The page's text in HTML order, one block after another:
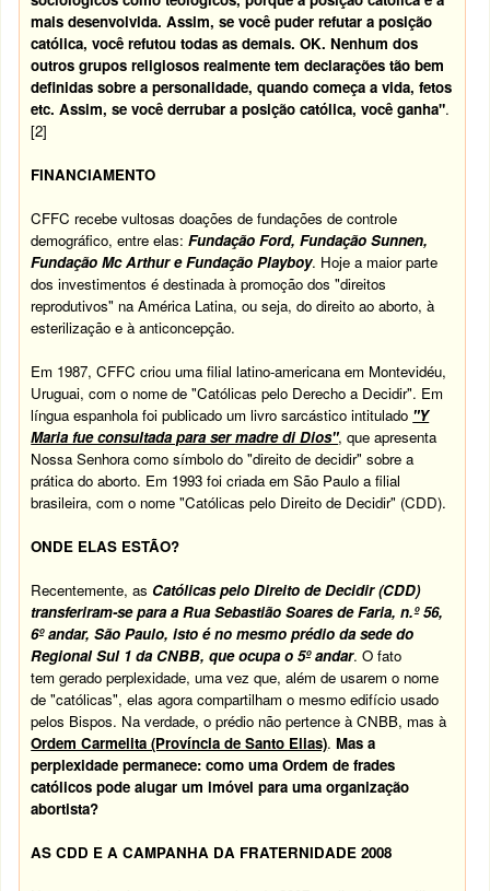
mais desenvolvida. Assim, se você puder refutar a posição
católica, você refutou todas as demais. OK. Nenhum dos
outros grupos religiosos realmente tem declarações tão bem
definidas sobre a personalidade, quando começa a vida, fetos
etc. Assim, se você derrubar a posição católica, você ganha".
[2]
FINANCIAMENTO
CFFC recebe vultosas doações de fundações de controle
demográfico, entre elas:Fundação Ford, Fundação Sunnen,
Fundação Mc Arthur e Fundação Playboy. Hoje a maior parte
dos investimentos é destinada à promoção dos "direitos
reprodutivos" na América Latina, ou seja, do direito ao aborto, à
esterilização e à anticoncepção.
Em 1987, CFFC criou uma filial latino-americana em Montevidéu,
Uruguai, com o nome de "Católicas pelo Derecho a Decidir". Em
língua espanhola foi publicado um livro sarcástico intitulado "Y
Maria fue consultada para ser madre di Dios", que apresenta
Nossa Senhora como símbolo do "direito de decidir" sobre a
prática do aborto. Em 1993 foi criada em São Paulo a filial
brasileira, com o nome "Católicas pelo Direito de Decidir" (CDD).
ONDE ELAS ESTÃO?
Recentemente, as Católicas pelo Direito de Decidir (CDD)
transferiram-se para a Rua Sebastião Soares de Faria, n.º 56,
6º andar, São Paulo, isto é no mesmo prédio da sede do
Regional Sul 1 da CNBB, que ocupa o 5º andar. O fato
tem gerado perplexidade, uma vez que, além de usarem o nome
de "católicas", elas agora compartilham o mesmo edifício usado
pelos Bispos. Na verdade, o prédio não pertence à CNBB, mas à
Ordem Carmelita (Província de Santo Elias).Mas a
perplexidade permanece: como uma Ordem de frades
católicos pode alugar um imóvel para uma organização
abortista?
AS CDD E A CAMPANHA DA FRATERNIDADE 2008